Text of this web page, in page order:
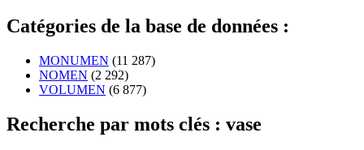
Catégories de la base de données :
MONUMEN (11 287)
NOMEN (2 292)
VOLUMEN (6 877)
Recherche par mots clés : vase